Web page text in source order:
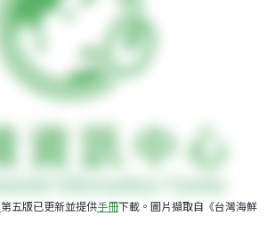
第五版已更新並提供手冊下載。圖片擷取自《台灣海鮮